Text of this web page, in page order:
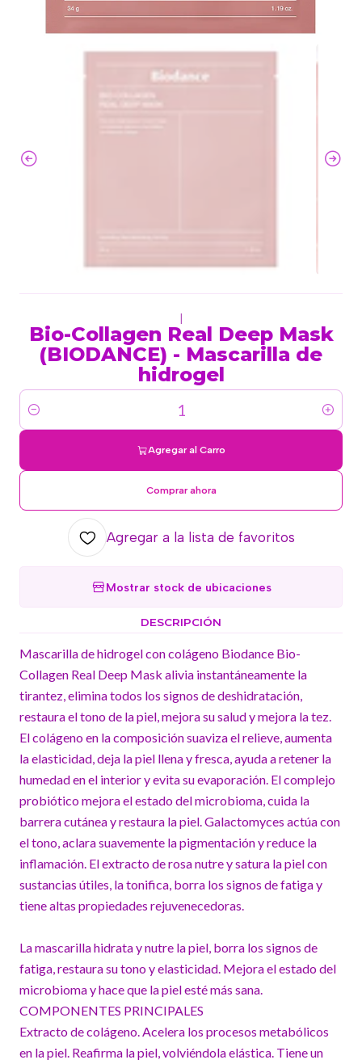
Bio-Collagen Real Deep Mask
(BIODANCE) - Mascarilla de
hidrogel
Cantidad
Agregar al Carro
Comprar ahora
Agregar a la lista de favoritos
Mostrar stock de ubicaciones
DESCRIPCIÓN
Mascarilla de hidrogel con colágeno Biodance Bio-
Collagen Real Deep Mask alivia instantáneamente la
tirantez, elimina todos los signos de deshidratación,
restaura el tono de la piel, mejora su salud y mejora la tez.
El colágeno en la composición suaviza el relieve, aumenta
la elasticidad, deja la piel llena y fresca, ayuda a retener la
humedad en el interior y evita su evaporación. El complejo
probiótico mejora el estado del microbioma, cuida la
barrera cutánea y restaura la piel. Galactomyces actúa con
el tono, aclara suavemente la pigmentación y reduce la
inflamación. El extracto de rosa nutre y satura la piel con
sustancias útiles, la tonifica, borra los signos de fatiga y
tiene altas propiedades rejuvenecedoras.
La mascarilla hidrata y nutre la piel, borra los signos de
fatiga, restaura su tono y elasticidad. Mejora el estado del
microbioma y hace que la piel esté más sana.
COMPONENTES PRINCIPALES
Extracto de colágeno. Acelera los procesos metabólicos
en la piel. Reafirma la piel, volviéndola elástica. Tiene un